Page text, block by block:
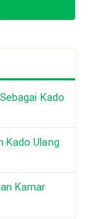
Kado
Kado Ulang
Kamar